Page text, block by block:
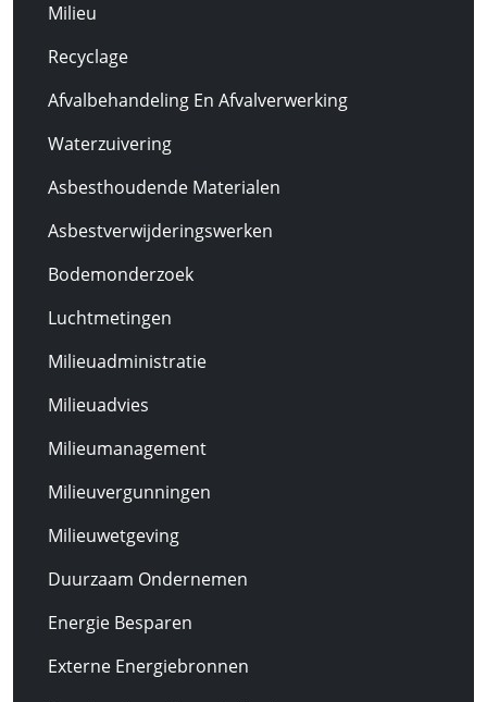
Milieu
Recyclage
Afvalbehandeling En Afvalverwerking
Waterzuivering
Asbesthoudende Materialen
Asbestverwijderingswerken
Bodemonderzoek
Luchtmetingen
Milieuadministratie
Milieuadvies
Milieumanagement
Milieuvergunningen
Milieuwetgeving
Duurzaam Ondernemen
Energie Besparen
Externe Energiebronnen